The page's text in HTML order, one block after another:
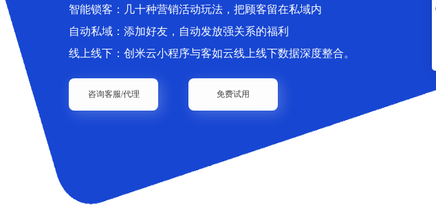
智能锁客：几十种营销活动玩法，把顾客留在私域内
自动私域：添加好友，自动发放强关系的福利
线上线下：创米云小程序与客如云线上线下数据深度整合。
咨询客服/代理 免费试用